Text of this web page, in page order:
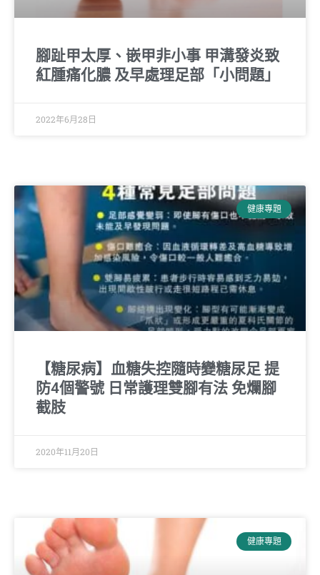
腳趾甲太厚、嵌甲非小事 甲溝發炎致
紅腫痛化膿 及早處理足部「小問題」
2022年6月28日
健康專題
【糖尿病】血糖失控隨時變糖尿足 提
防4個警號 日常護理雙腳有法 免爛腳
截肢
2020年11月20日
健康專題